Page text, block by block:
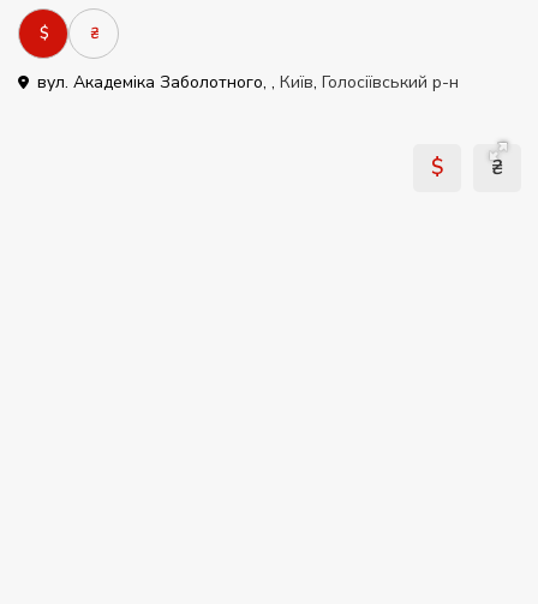
$ ₴
вул. Академіка Заболотного, , Київ, Голосіївський р-н
$ ₴